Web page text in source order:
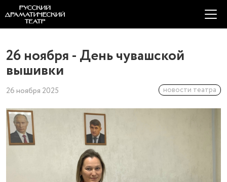
26 ноября - День чувашской
вышивки
26 ноября 2025 новости театра